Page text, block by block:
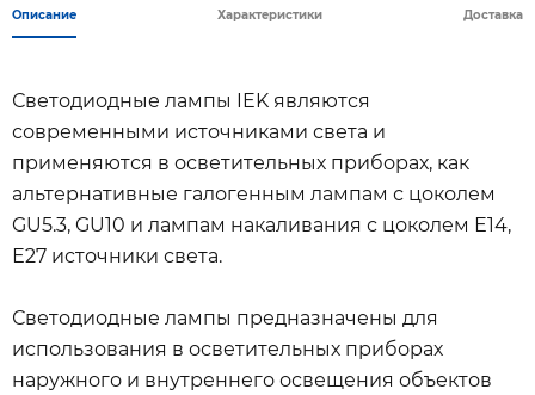
Описание Характеристики Доставка
Светодиодные лампы IEK являются
современными источниками света и
применяются в осветительных приборах, как
альтернативные галогенным лампам с цоколем
GU5.3, GU10 и лампам накаливания с цоколем Е14,
Е27 источники света.
Светодиодные лампы предназначены для
использования в осветительных приборах
наружного и внутреннего освещения объектов